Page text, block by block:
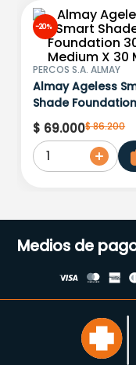
-20 %
PERCOS S.A. ALMAY
Almay Ageless
Shade Foundation
300 Medium X 30
$ 69.000$86.200
1
Medios de